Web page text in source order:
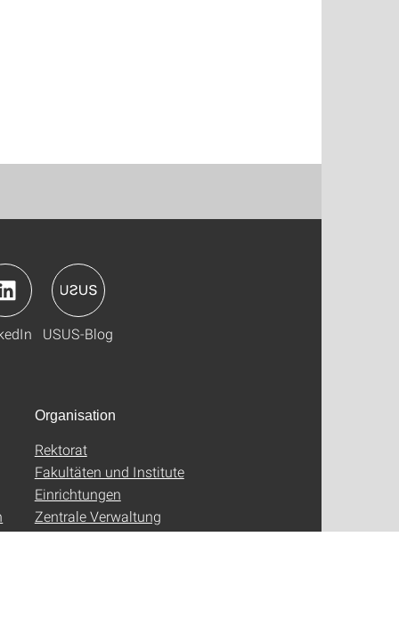
USUS-Blog
Organisation
Rektorat
Fakultäten und Institute
Einrichtungen
Zentrale Verwaltung